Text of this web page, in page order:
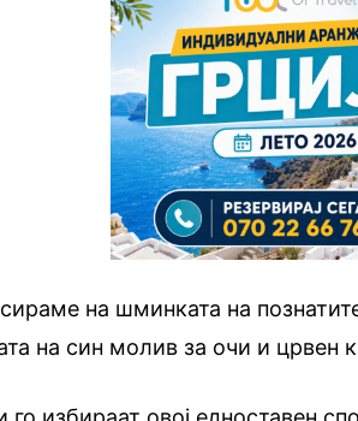
на шминката на
на син молив за очи и црвен